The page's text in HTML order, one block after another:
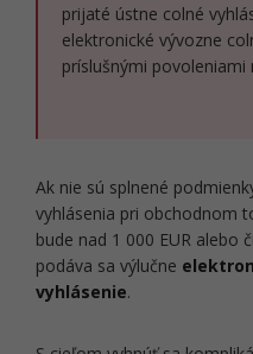
prijaté ústne colné
elektronické vývozne
príslušnými
Ak nie sú splnené
vyhlásenia pri obchodnom
bude nad 1 000 EUR alebo
podáva sa výlučne
vyhlásenie.